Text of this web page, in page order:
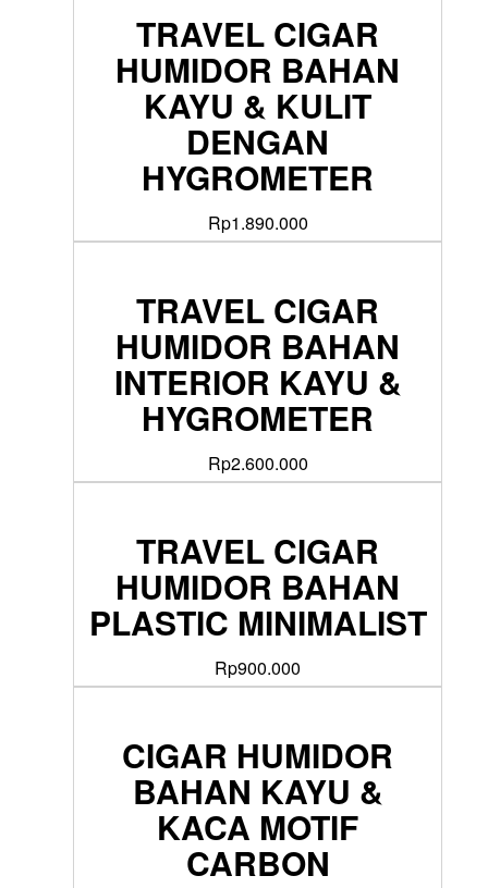
TRAVEL CIGAR
HUMIDOR BAHAN
KAYU & KULIT
DENGAN
HYGROMETER
Rp1.890.000
TRAVEL CIGAR
HUMIDOR BAHAN
INTERIOR KAYU &
HYGROMETER
Rp2.600.000
TRAVEL CIGAR
HUMIDOR BAHAN
PLASTIC MINIMALIST
Rp900.000
CIGAR HUMIDOR
BAHAN KAYU &
KACA MOTIF
CARBON